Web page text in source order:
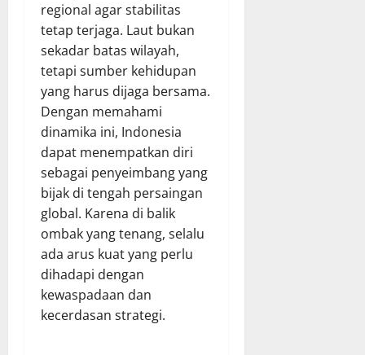
regional agar stabilitas
tetap terjaga. Laut bukan
sekadar batas wilayah,
tetapi sumber kehidupan
yang harus dijaga bersama.
Dengan memahami
dinamika ini, Indonesia
dapat menempatkan diri
sebagai penyeimbang yang
bijak di tengah persaingan
global. Karena di balik
ombak yang tenang, selalu
ada arus kuat yang perlu
dihadapi dengan
kewaspadaan dan
kecerdasan strategi.